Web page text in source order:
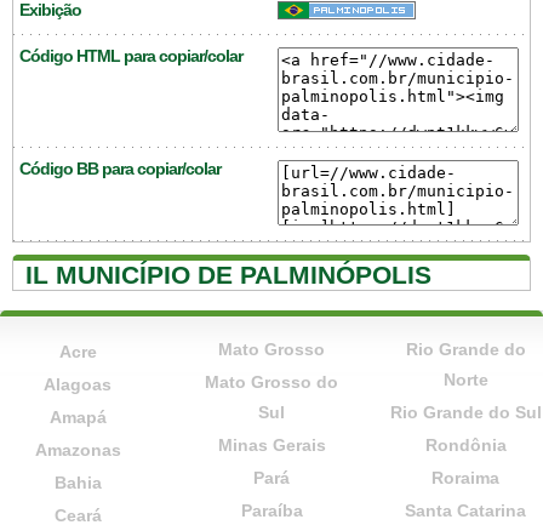
Exibição
Código HTML para copiar/colar
Código BB para copiar/colar
IL MUNICÍPIO DE PALMINÓPOLIS
Acre
Alagoas
Amapá
Amazonas
Bahia
Ceará
Mato Grosso
Mato Grosso do
Sul
Minas Gerais
Pará
Paraíba
Rio Grande do
Norte
Rio Grande do Sul
Rondônia
Roraima
Santa Catarina